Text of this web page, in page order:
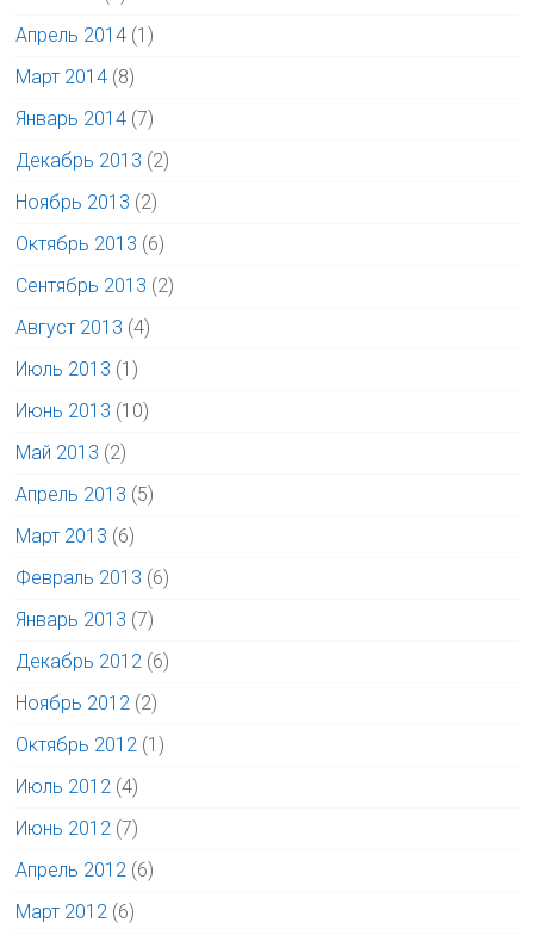
Апрель 2014 (1)
Март 2014 (8)
Январь 2014 (7)
Декабрь 2013 (2)
Ноябрь 2013 (2)
Октябрь 2013 (6)
Сентябрь 2013 (2)
Август 2013 (4)
Июль 2013 (1)
Июнь 2013 (10)
Май 2013 (2)
Апрель 2013 (5)
Март 2013 (6)
Февраль 2013 (6)
Январь 2013 (7)
Декабрь 2012 (6)
Ноябрь 2012 (2)
Октябрь 2012 (1)
Июль 2012 (4)
Июнь 2012 (7)
Апрель 2012 (6)
Март 2012 (6)